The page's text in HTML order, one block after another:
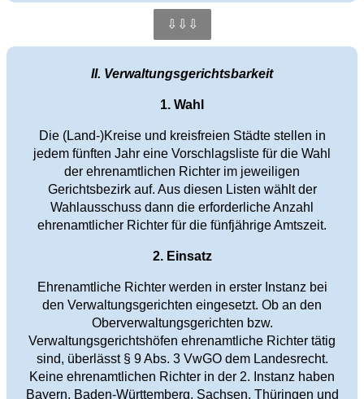
⇩⇩⇩
II. Verwaltungsgerichtsbarkeit
1. Wahl
Die (Land-)Kreise und kreisfreien Städte stellen in
jedem fünften Jahr eine Vorschlagsliste für die Wahl
der ehrenamtlichen Richter im jeweiligen
Gerichtsbezirk auf. Aus diesen Listen wählt der
Wahlausschuss dann die erforderliche Anzahl
ehrenamtlicher Richter für die fünfjährige Amtszeit.
2. Einsatz
Ehrenamtliche Richter werden in erster Instanz bei
den Verwaltungsgerichten eingesetzt. Ob an den
Oberverwaltungsgerichten bzw.
Verwaltungsgerichtshöfen ehrenamtliche Richter tätig
sind, überlässt § 9 Abs. 3 VwGO dem Landesrecht.
Keine ehrenamtlichen Richter in der 2. Instanz haben
Bayern, Baden-Württemberg, Sachsen, Thüringen und